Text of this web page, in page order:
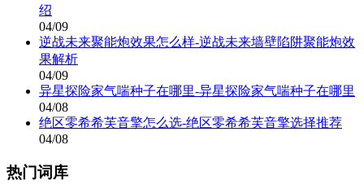
绍
04/09
逆战未来聚能炮效果怎么样-逆战未来墙壁陷阱聚能炮效
果解析
04/09
异星探险家气喘种子在哪里-异星探险家气喘种子在哪里
04/08
绝区零希希芙音擎怎么选-绝区零希希芙音擎选择推荐
04/08
热门词库